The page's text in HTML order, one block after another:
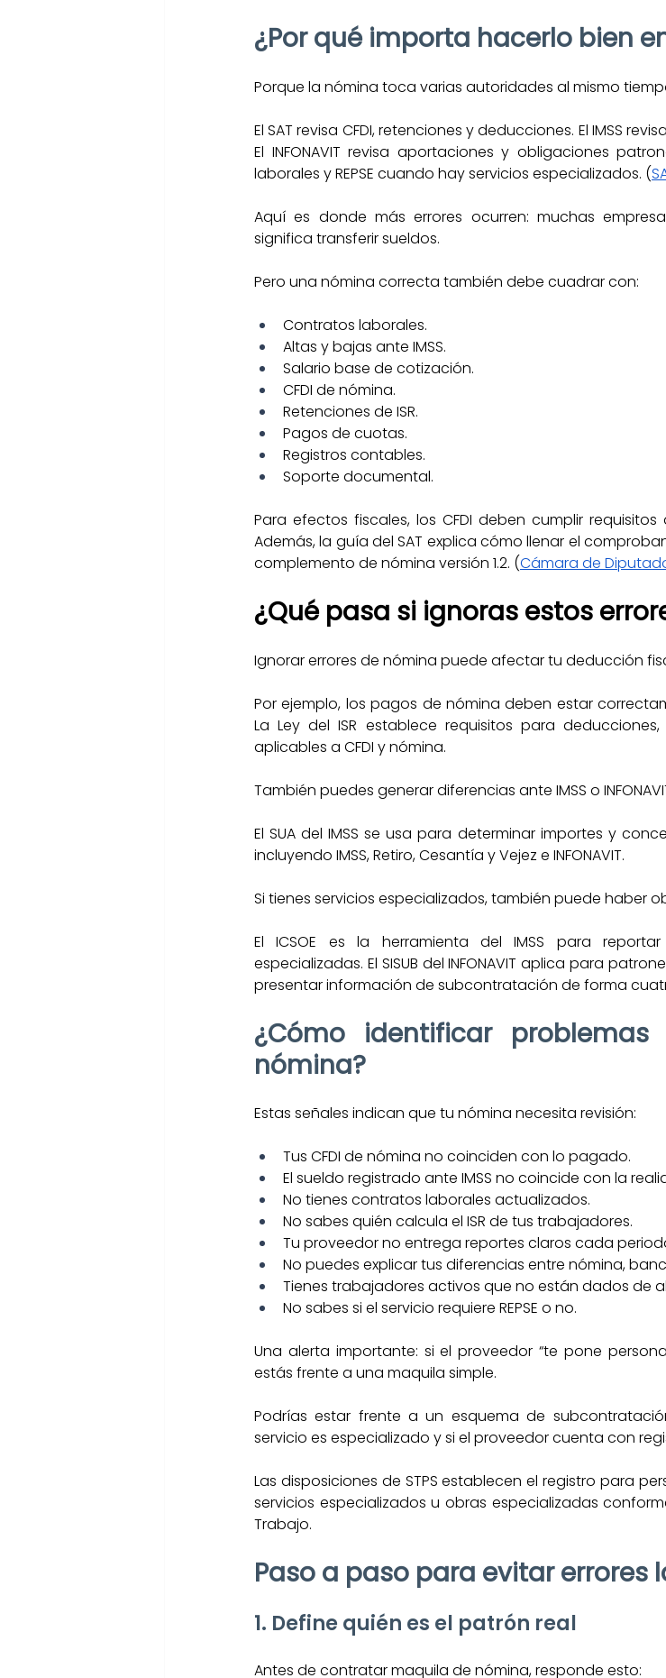
¿Por qué importa hacerlo bien
Porque la nómina toca varias autoridades al mismo
El SAT revisa CFDI, retenciones y deducciones. El IMSS
El INFONAVIT revisa aportaciones y obligaciones
laborales y REPSE cuando hay servicios especializados. (
Aquí es donde más errores ocurren: muchas
significa transferir sueldos.
Pero una nómina correcta también debe cuadrar con:
Contratos laborales.
Altas y bajas ante IMSS.
Salario base de cotización.
CFDI de nómina.
Retenciones de ISR.
Pagos de cuotas.
Registros contables.
Soporte documental.
Para efectos fiscales, los CFDI deben cumplir
Además, la guía del SAT explica cómo llenar el
complemento de nómina versión 1.2. (Cámara de
¿Qué pasa si ignoras estos
Ignorar errores de nómina puede afectar tu deducción
Por ejemplo, los pagos de nómina deben estar
La Ley del ISR establece requisitos para
aplicables a CFDI y nómina.
También puedes generar diferencias ante IMSS o
El SUA del IMSS se usa para determinar importes y
incluyendo IMSS, Retiro, Cesantía y Vejez e INFONAVIT.
Si tienes servicios especializados, también puede haber
El ICSOE es la herramienta del IMSS para
especializadas. El SISUB del INFONAVIT aplica para
presentar información de subcontratación de forma
¿Cómo identificar
nómina?
Estas señales indican que tu nómina necesita revisión:
Tus CFDI de nómina no coinciden con lo pagado.
El sueldo registrado ante IMSS no coincide con la
No tienes contratos laborales actualizados.
No sabes quién calcula el ISR de tus trabajadores.
Tu proveedor no entrega reportes claros cada
No puedes explicar tus diferencias entre nómina,
Tienes trabajadores activos que no están dados de
No sabes si el servicio requiere REPSE o no.
Una alerta importante: si el proveedor “te pone
estás frente a una maquila simple.
Podrías estar frente a un esquema de
servicio es especializado y si el proveedor cuenta con
Las disposiciones de STPS establecen el registro para
servicios especializados u obras especializadas
Trabajo.
Paso a paso para evitar errores
1. Define quién es el patrón real
Antes de contratar maquila de nómina, responde esto: